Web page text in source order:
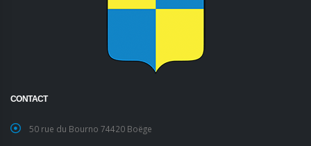
CONTACT
50 rue du Bourno 74420 Boëge